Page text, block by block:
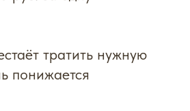
списания от